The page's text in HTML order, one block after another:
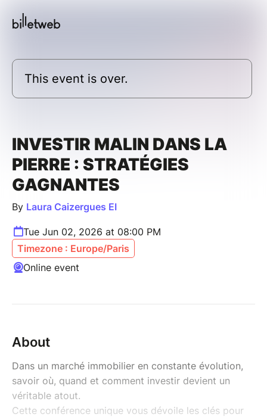
This event is over.
INVESTIR MALIN DANS LA
PIERRE : STRATÉGIES
GAGNANTES
By Laura Caizergues EI
Tue Jun 02, 2026 at 08:00 PM
Timezone : Europe/Paris
Online event
About
Dans un marché immobilier en constante évolution,
savoir où, quand et comment investir devient un
véritable atout.
Cette conférence unique vous dévoile les clés pour